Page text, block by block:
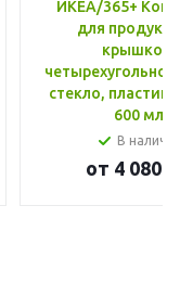
ИКЕА/365+
для
крышкой,
стекло, пластик
600 мл
В
от 4 080 ₸